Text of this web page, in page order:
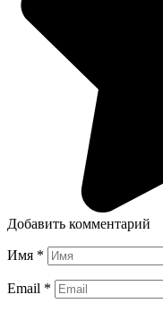
Добавить комментарий
Имя *
Email *